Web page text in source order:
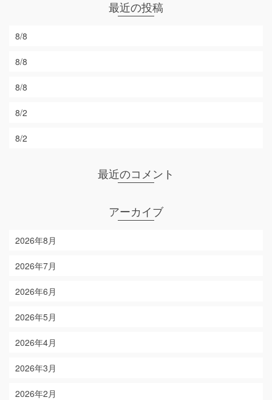
最近の投稿
8/8
8/8
8/8
8/2
8/2
最近のコメント
アーカイブ
2026年8月
2026年7月
2026年6月
2026年5月
2026年4月
2026年3月
2026年2月